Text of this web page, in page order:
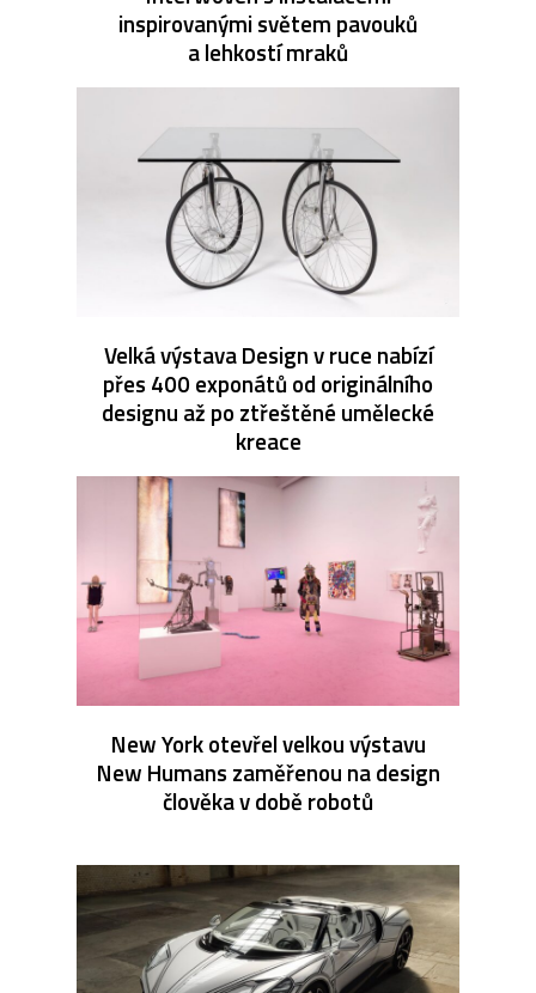
inspirovanými světem pavouků
a lehkostí mraků
Velká výstava Design v ruce nabízí
přes 400 exponátů od originálního
designu až po ztřeštěné umělecké
kreace
New York otevřel velkou výstavu
New Humans zaměřenou na design
člověka v době robotů